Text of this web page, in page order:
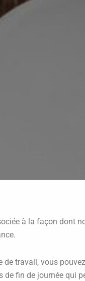
à la façon dont
travail, vous
fin de journée qui